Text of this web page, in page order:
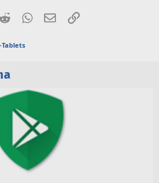
RedditWhatsApp
E-MailLink